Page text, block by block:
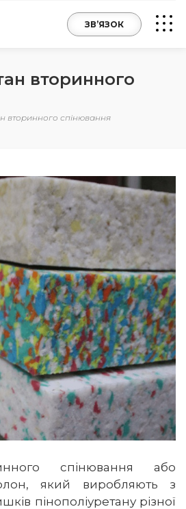
ЗВ’ЯЗОК
вторинного
вторинного спінювання
спінювання або
який виробляють з
пінополіуретану різної